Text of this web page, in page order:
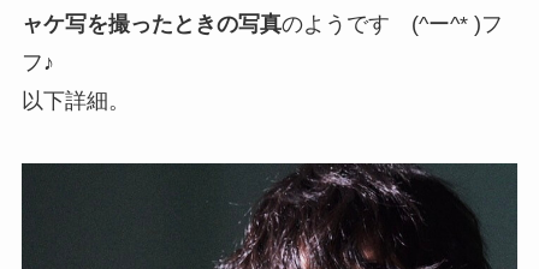
ャケ写を撮ったときの写真のようです (^ー^* )フ
フ♪
以下詳細。